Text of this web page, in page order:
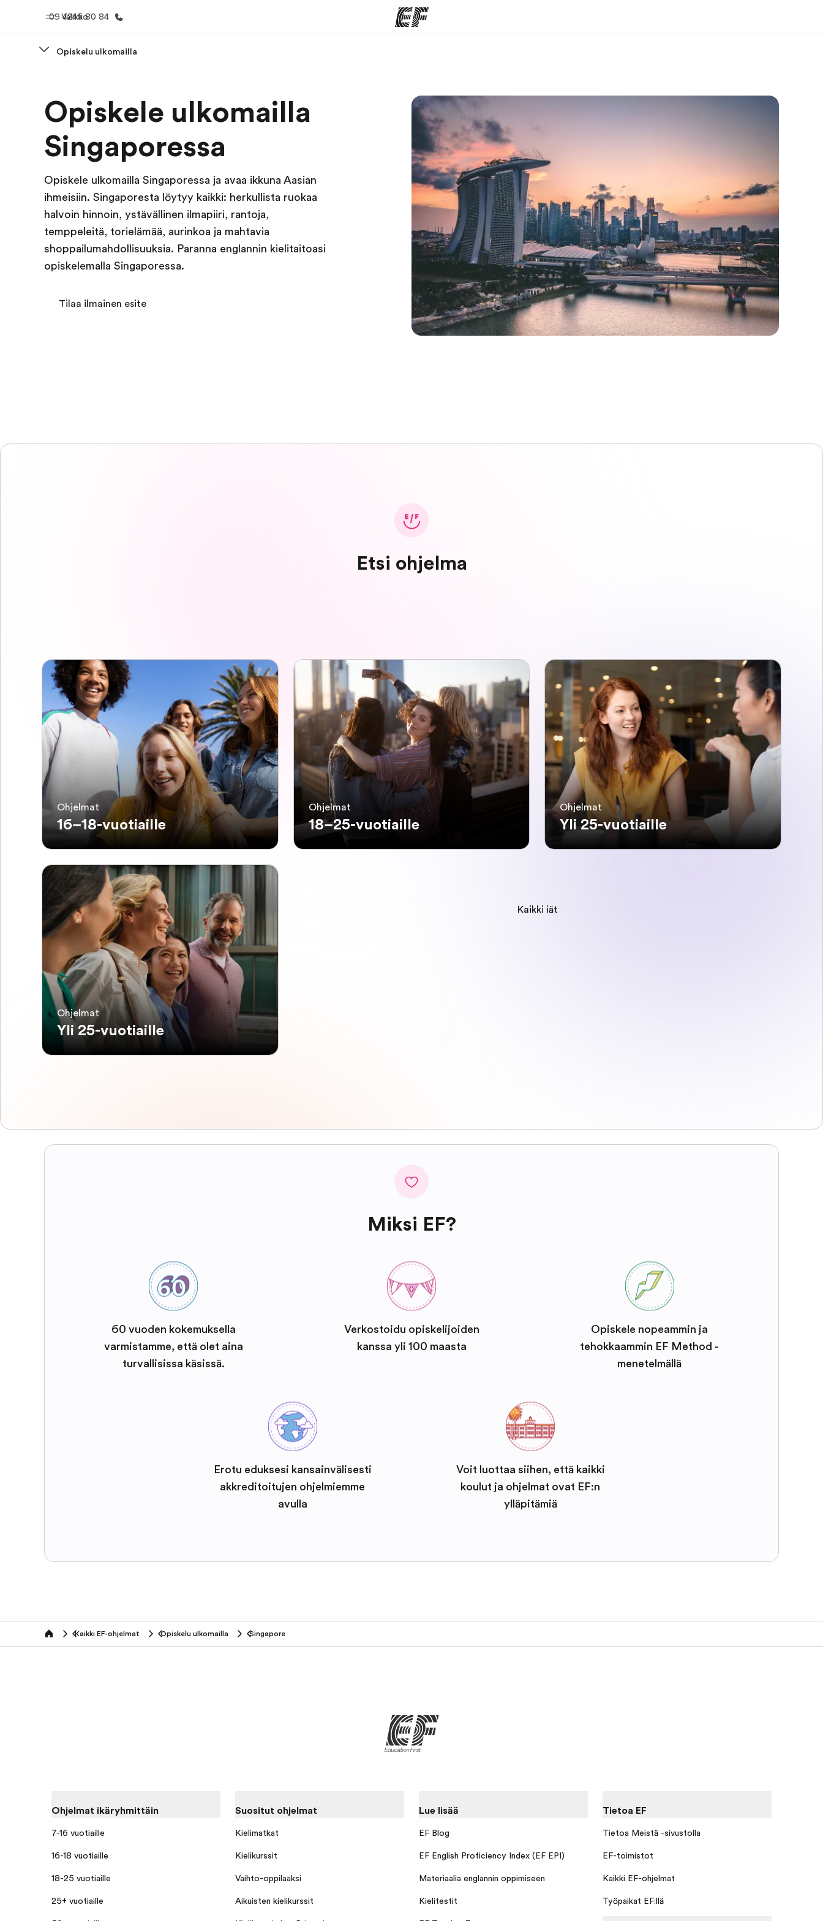
Valikko
09 4245 80 84
Tervetuloa EF:n maailmaan
Katso mitä kaikkea
teemme
Etsi toimisto lähelläsi
Opiskelu ulkomailla
Opiskele ulkomailla
Singaporessa
Opiskele ulkomailla Singaporessa ja avaa ikkuna Aasian
ihmeisiin. Singaporesta löytyy kaikki: herkullista ruokaa
halvoin hinnoin, ystävällinen ilmapiiri, rantoja,
temppeleitä, torielämää, aurinkoa ja mahtavia
shoppailumahdollisuuksia. Paranna englannin kielitaitoasi
opiskelemalla Singaporessa.
Tilaa ilmainen esite
Etsi ohjelma
Ohjelmat
16–18-vuotiaille
Ohjelmat
18–25-vuotiaille
Ohjelmat
Yli 25-vuotiaille
Ohjelmat
Yli 25-vuotiaille
Kaikki iät
Miksi EF?
60 vuoden kokemuksella
varmistamme, että olet aina
turvallisissa käsissä.
Verkostoidu opiskelijoiden
kanssa yli 100 maasta
Opiskele nopeammin ja
tehokkaammin EF Method -
menetelmällä
Erotu eduksesi kansainvälisesti
akkreditoitujen ohjelmiemme
avulla
Voit luottaa siihen, että kaikki
koulut ja ohjelmat ovat EF:n
ylläpitämiä
home Kaikki EF-ohjelmat Opiskelu ulkomailla Singapore
Ohjelmat ikäryhmittäin
7-16 vuotiaille
16-18 vuotiaille
18-25 vuotiaille
25+ vuotiaille
Suositut ohjelmat
Kielimatkat
Kielikurssit
Vaihto-oppilaaksi
Aikuisten kielikurssit
Lue lisää
EF Blog
EF English Proficiency Index (EF EPI)
Materiaalia englannin oppimiseen
Kielitestit
Tietoa EF
Tietoa Meistä -sivustolla
EF-toimistot
Kaikki EF-ohjelmat
Työpaikat EF:llä